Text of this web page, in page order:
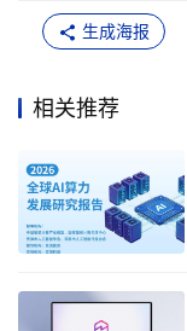
的能力——在备份时
再需要为AI另建通
还有就是
自研AI引擎Gaia结
据向量化和召回中
生成海报
相关推荐